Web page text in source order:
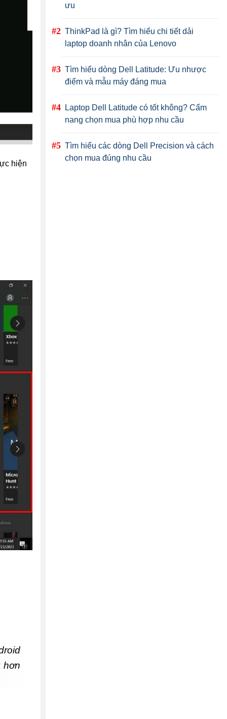
hiện
hơn
ưu
ThinkPad là gì? Tìm hiểu chi tiết dải
laptop doanh nhân của Lenovo
Tìm hiểu dòng Dell Latitude: Ưu nhược
điểm và mẫu máy đáng mua
Laptop Dell Latitude có tốt không? Cẩm
nang chọn mua phù hợp nhu cầu
Tìm hiểu các dòng Dell Precision và cách
chọn mua đúng nhu cầu